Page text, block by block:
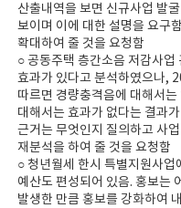
산출내역을 보면 신규사업 발
보이며 이에 대한 설명을 요구
확대하여 줄 것을 요청함
○ 공동주택 층간소음 저감사
효과가 있다고 분석하였으나,
따르면 경량충격음에 대해서
대해서는 효과가 없다는 결과
근거는 무엇인지 질의하고 사
재분석을 하여 줄 것을 요청함
○ 청년월세 한시 특별지원사
예산도 편성되어 있음. 홍보는
발생한 만큼 홍보를 강화하여